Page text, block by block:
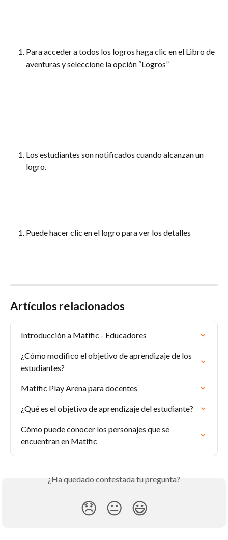
Para acceder a todos los logros haga clic en el Libro de
aventuras y seleccione la opción “Logros”
Los estudiantes son notificados cuando alcanzan un
logro.
Puede hacer clic en el logro para ver los detalles
Artículos relacionados
Introducción a Matific - Educadores
¿Cómo modifico el objetivo de aprendizaje de los
estudiantes?
Matific Play Arena para docentes
¿Qué es el objetivo de aprendizaje del estudiante?
Cómo puede conocer los personajes que se
encuentran en Matific
¿Ha quedado contestada tu pregunta?
😞 😐 😃